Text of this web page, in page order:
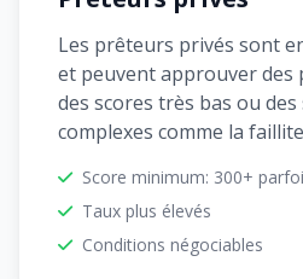
Les prêteurs privés sont
et peuvent approuver des
des scores très bas ou
complexes comme la
Score minimum: 300+
Taux plus élevés
Conditions négociables